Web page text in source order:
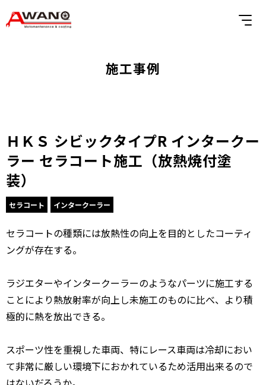
施工事例
ＨＫＳ シビックタイプR インタークー
ラー セラコート施工（放熱焼付塗
装）
セラコート インタークーラー
セラコートの種類には放熱性の向上を目的としたコーティ
ングが存在する。
ラジエターやインタークーラーのようなパーツに施工する
ことにより熱放射率が向上し未施工のものに比べ、より積
極的に熱を放出できる。
スポーツ性を重視した車両、特にレース車両は冷却におい
て非常に厳しい環境下におかれているため活用出来るので